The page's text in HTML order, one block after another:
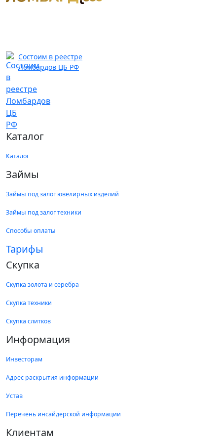
Состоим в реестре
Ломбардов ЦБ РФ
Каталог
Каталог
Займы
Займы под залог ювелирных изделий
Займы под залог техники
Способы оплаты
Тарифы
Скупка
Скупка золота и серебра
Скупка техники
Скупка слитков
Информация
Инвесторам
Адрес раскрытия информации
Устав
Перечень инсайдерской информации
Клиентам